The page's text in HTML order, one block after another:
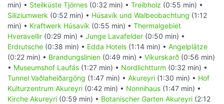
min) • Steilküste Tjörnes (0:32 min) • Treibholz (0:55 min) •
Siliziumwerk (0:52 min) • Húsavík und Walbeobachtung (1:12
min) • Kraftwerk Húsavík (0:55 min) • Thermalgebiet
Hveravellir (0:29 min) • Junge Lavafelder (0:50 min) •
Erdrutsche (0:38 min) • Edda Hotels (1:14 min) • Angelplätze
(0:22 min) • Brandungslinien (0:49 min) • Víkurskarð (0:56 min)
• Museumshof Laufás (1:27 min) • Nordlichtturm (0:32 min) •
Tunnel Vaðlaheiðargöng (1:47 min) • Akureyri (1:30 min) • Hof
Kulturzentrum Akureyri (0:42 min) • Nonnihaus (1:47 min) •
Kirche Akureyri (0:59 min) • Botanischer Garten Akureyri (2:12